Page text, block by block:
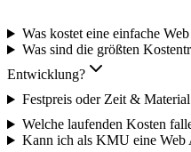
Was kostet eine einfache
Was sind die größten
Entwicklung?
Festpreis oder Zeit &
Welche laufenden Kosten
Kann ich als KMU eine Web